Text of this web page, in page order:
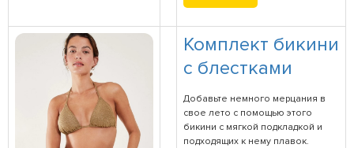
Комплект бикини
с блестками
Добавьте немного мерцания в
свое лето с помощью этого
бикини с мягкой подкладкой и
подходящих к нему плавок.